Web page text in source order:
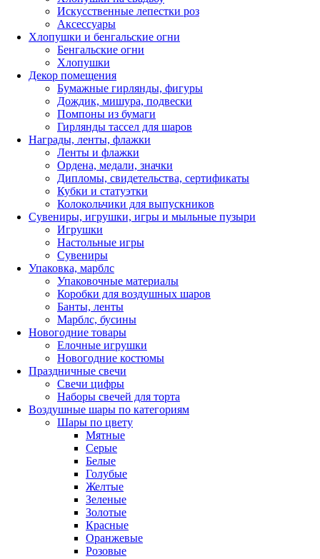
Искусственные лепестки роз
Аксессуары
Хлопушки и бенгальские огни
Бенгальские огни
Хлопушки
Декор помещения
Бумажные гирлянды, фигуры
Дождик, мишура, подвески
Помпоны из бумаги
Гирлянды тассел для шаров
Награды, ленты, флажки
Ленты и флажки
Ордена, медали, значки
Дипломы, свидетельства, сертификаты
Кубки и статуэтки
Колокольчики для выпускников
Сувениры, игрушки, игры и мыльные пузыри
Игрушки
Настольные игры
Сувениры
Упаковка, марблс
Упаковочные материалы
Коробки для воздушных шаров
Банты, ленты
Марблс, бусины
Новогодние товары
Елочные игрушки
Новогодние костюмы
Праздничные свечи
Свечи цифры
Наборы свечей для торта
Воздушные шары по категориям
Шары по цвету
Мятные
Серые
Белые
Голубые
Желтые
Зеленые
Золотые
Красные
Оранжевые
Розовые